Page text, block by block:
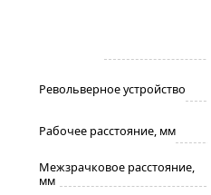
Револьверное устройство
Рабочее расстояние, мм
Межзрачковое расстояние,
мм